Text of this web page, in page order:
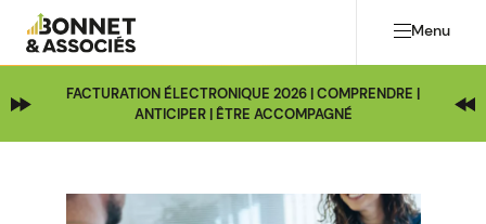
Menu
FACTURATION ÉLECTRONIQUE 2026 | COMPRENDRE |
ANTICIPER | ÊTRE ACCOMPAGNÉ